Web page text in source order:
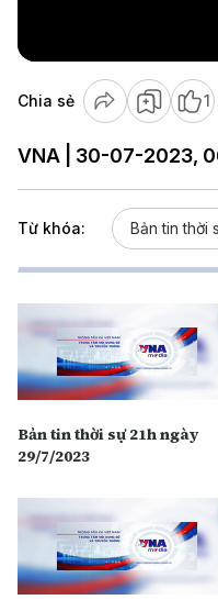
Chia sẻ 1
VNA | 30-07-2023,
Từ khóa: Bản tin thời
Bản tin thời sự 21h ngày
29/7/2023